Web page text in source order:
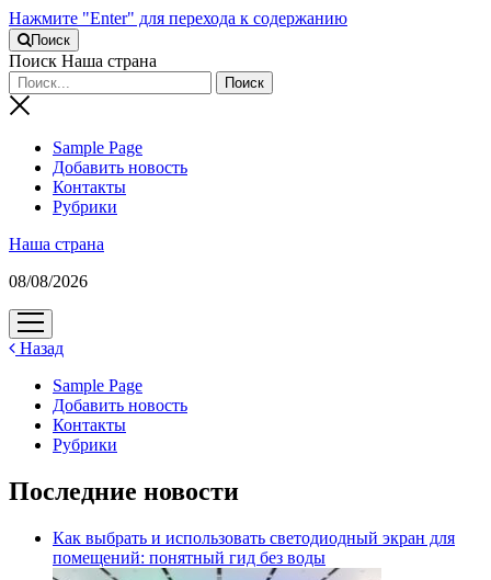
Нажмите "Enter" для перехода к содержанию
Поиск
Поиск Наша страна
Sample Page
Добавить новость
Контакты
Рубрики
Наша страна
08/08/2026
открыть
меню
Назад
Sample Page
Добавить новость
Контакты
Рубрики
Последние новости
Как выбрать и использовать светодиодный экран для
помещений: понятный гид без воды